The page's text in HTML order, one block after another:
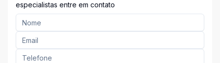
especialistas entre em contato